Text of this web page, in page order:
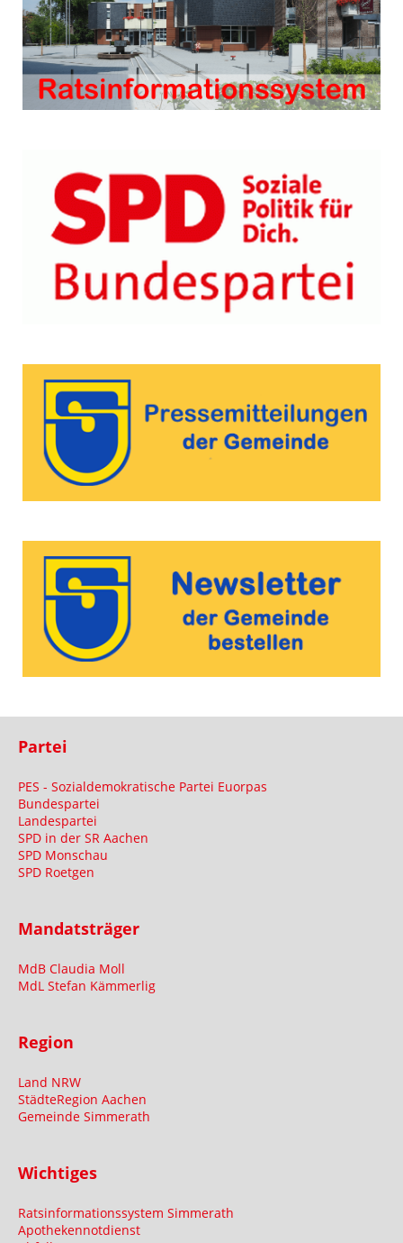
Partei
PES - Sozialdemokratische Partei Euorpas
Bundespartei
Landespartei
SPD in der SR Aachen
SPD Monschau
SPD Roetgen
Mandatsträger
MdB Claudia Moll
MdL Stefan Kämmerlig
Region
Land NRW
StädteRegion Aachen
Gemeinde Simmerath
Wichtiges
Ratsinformationssystem Simmerath
Apothekennotdienst